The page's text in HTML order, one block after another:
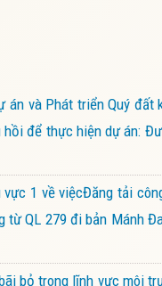
án và Phát triển Quý đất
để thực hiện dự án:
vực 1 về việcĐăng tải
QL 279 đi bản Mánh
bỏ trong lĩnh vực môi